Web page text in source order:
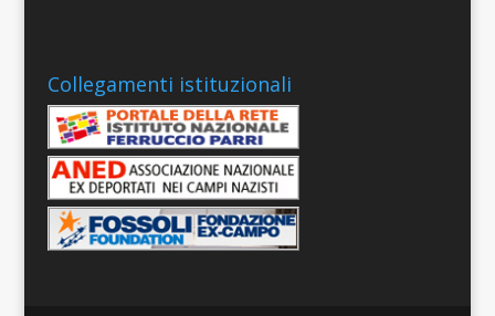
Collegamenti istituzionali